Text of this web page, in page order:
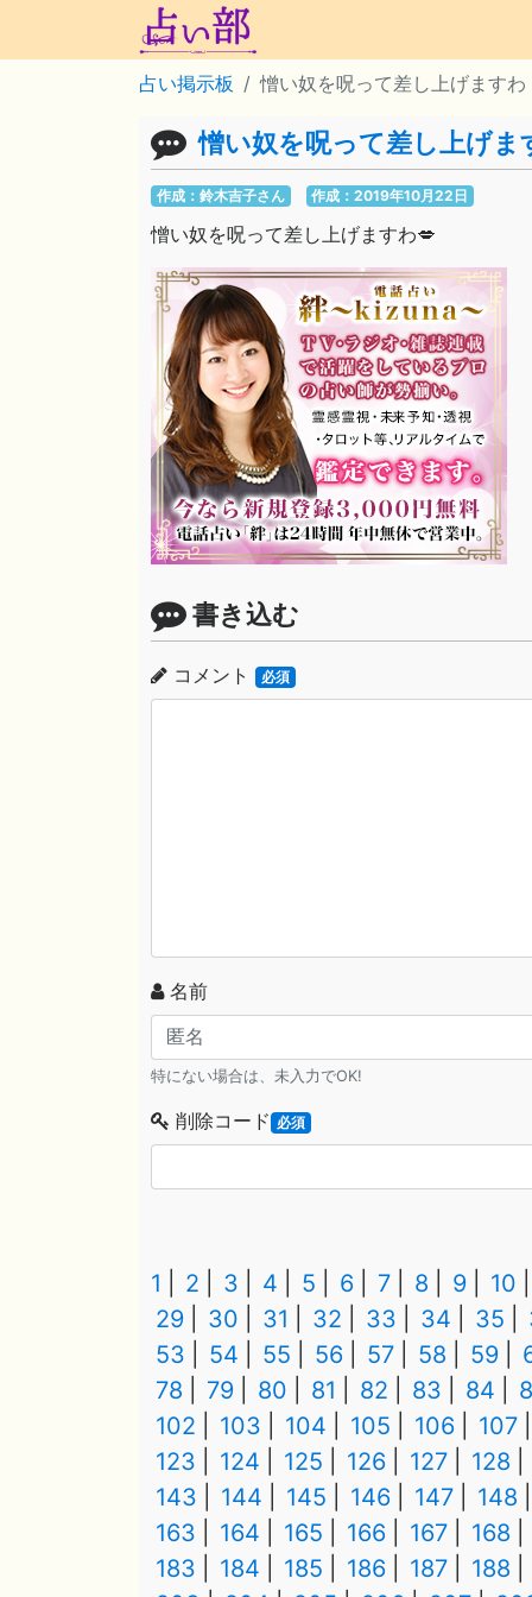
占い掲示板 憎い奴を呪って差し上げますわ
憎い奴を呪って差し上げま
作成：鈴木吉子さん 作成：2019年10月22日
憎い奴を呪って差し上げますわ💋
書き込む
コメント 必須
名前
特にない場合は、未入力でOK!
削除コード 必須
1 2 3 4 5 6 7 8 9
10
29
30 31 32 33 34 35
53
54 55 56 57 58 59
78
79 80 81 82 83 84
102
103 104 105 106
107
123
124 125 126 127
128
143
144 145 146 147
148
163
164 165 166 167
168
183
184 185 186 187
188